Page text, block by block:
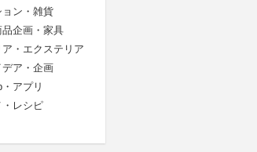
ン・雑貨
企画・家具
・エクステリア
デア・企画
アプリ
レシピ